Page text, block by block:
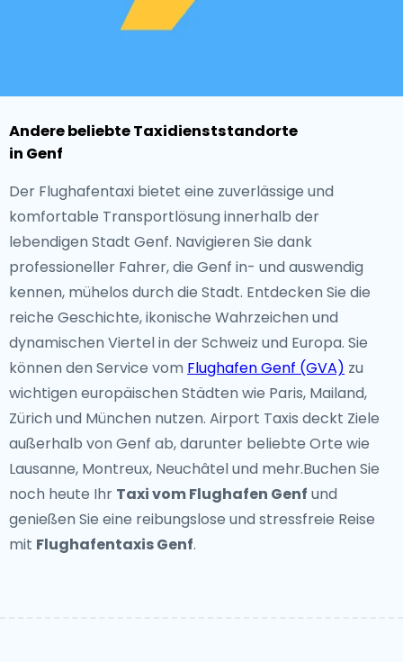
Andere beliebte Taxidienststandorte
in Genf
Der Flughafentaxi bietet eine zuverlässige und
komfortable Transportlösung innerhalb der
lebendigen Stadt Genf. Navigieren Sie dank
professioneller Fahrer, die Genf in- und auswendig
kennen, mühelos durch die Stadt. Entdecken Sie die
reiche Geschichte, ikonische Wahrzeichen und
dynamischen Viertel in der Schweiz und Europa. Sie
können den Service vom Flughafen Genf (GVA) zu
wichtigen europäischen Städten wie Paris, Mailand,
Zürich und München nutzen. Airport Taxis deckt Ziele
außerhalb von Genf ab, darunter beliebte Orte wie
Lausanne, Montreux, Neuchâtel und mehr.Buchen Sie
noch heute Ihr Taxi vom Flughafen Genf und
genießen Sie eine reibungslose und stressfreie Reise
mit Flughafentaxis Genf.